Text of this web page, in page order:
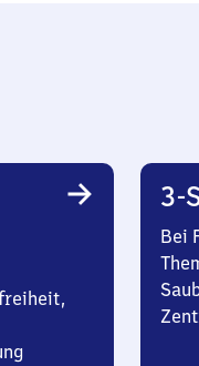
3-
Bei